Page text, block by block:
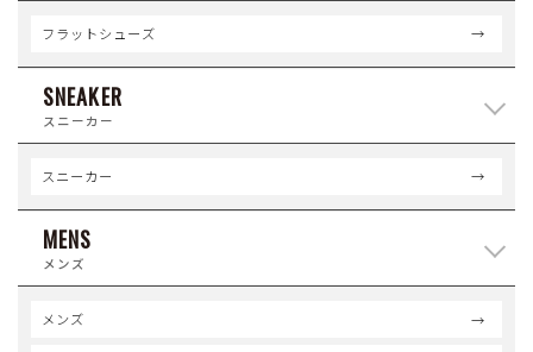
フラットシューズ
SNEAKER
スニーカー
スニーカー
MENS
メンズ
メンズ